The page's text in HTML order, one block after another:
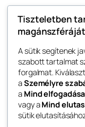
hifitorony
My WordPress
Tiszteletben
magánszféráját
A sütik segítenek
szabott tartalmat
forgalmat.
aSzemélyre
a Mind elfogadása
vagy aMind
sütik